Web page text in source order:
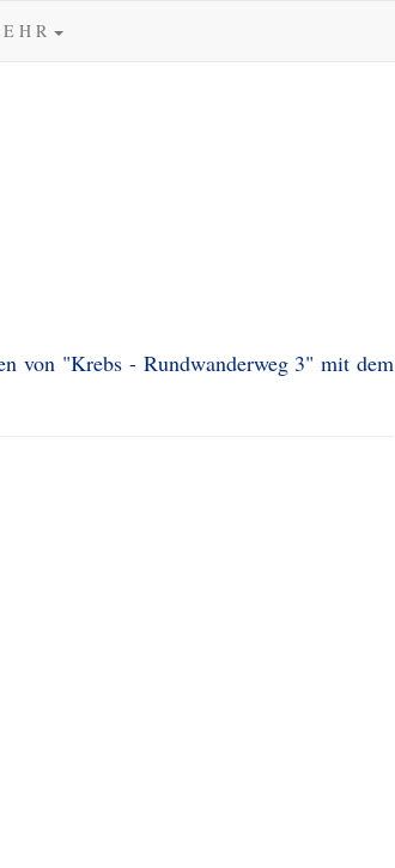
H R
von "Krebs - Rundwanderweg 3" mit dem